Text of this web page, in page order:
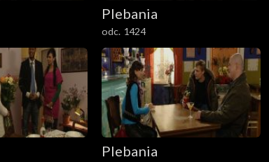
Plebania
odc. 1424
Plebania